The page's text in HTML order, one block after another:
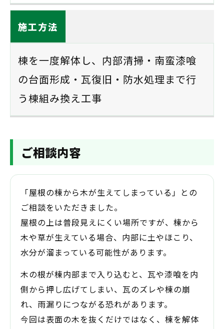
施工方法
棟を一度解体し、内部清掃・南蛮漆喰
の台面形成・瓦復旧・防水処理まで行
う棟組み換え工事
ご相談内容
「屋根の棟から木が生えてしまっている」との
ご相談をいただきました。
屋根の上は普段見えにくい場所ですが、棟から
木や草が生えている場合、内部に土やほこり、
水分が溜まっている可能性があります。
木の根が棟内部まで入り込むと、瓦や漆喰を内
側から押し広げてしまい、瓦のズレや棟の崩
れ、雨漏りにつながる恐れがあります。
今回は表面の木を抜くだけではなく、棟を解体